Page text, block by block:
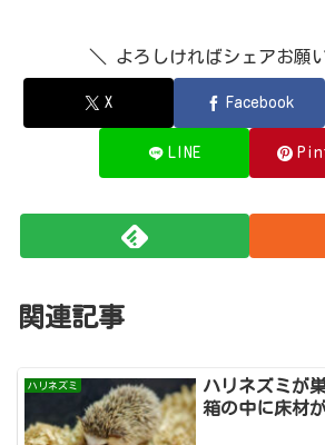
＼ よろしければシェアお願
X Facebook
LINE
関連記事
ハリネズミ
ハリネズミが
箱の中に床材